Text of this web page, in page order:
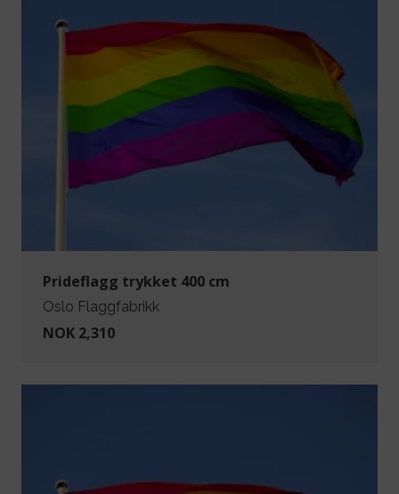
Prideflagg trykket 400 cm
Oslo Flaggfabrikk
NOK 2,310